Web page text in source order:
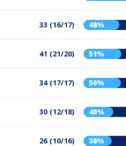
33 (16/17) 48%
41 (21/20) 51%
34 (17/17) 50%
30 (12/18) 40%
26 (10/16) 38%